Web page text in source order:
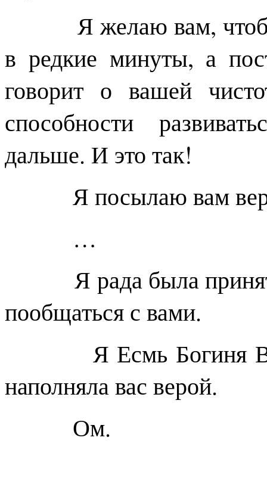
Я желаю вам, чтобы
в редкие минуты, а
говорит о вашей
способности
дальше. И это так!
Я посылаю вам
…
Я рада была принять
пообщаться с вами.
Я Есмь Богиня
наполняла вас верой.
Ом.